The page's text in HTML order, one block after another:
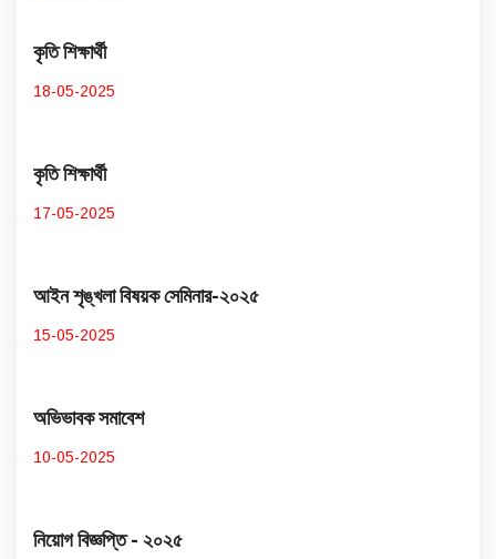
কৃতি শিক্ষার্থী
18-05-2025
কৃতি শিক্ষার্থী
17-05-2025
আইন শৃঙ্খলা বিষয়ক সেমিনার-২০২৫
15-05-2025
অভিভাবক সমাবেশ
10-05-2025
নিয়োগ বিজ্ঞপ্তি - ২০২৫